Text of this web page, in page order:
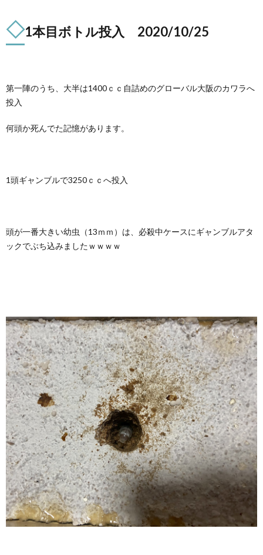
◇1本目ボトル投入 2020/10/25
第一陣のうち、大半は1400ｃｃ自詰めのグローバル大阪のカワラへ
投入
何頭か死んでた記憶があります。
1頭ギャンブルで3250ｃｃへ投入
頭が一番大きい幼虫（13ｍｍ）は、必殺中ケースにギャンブルアタ
ックでぶち込みましたｗｗｗｗ